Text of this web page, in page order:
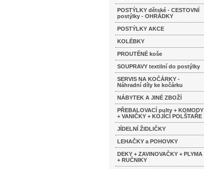
POSTÝLKY dětské - CESTOVNÍ
postýlky - OHRÁDKY
POSTÝLKY AKCE
KOLÉBKY
PROUTĚNÉ koše
SOUPRAVY textilní do postýlky
SERVIS NA KOČÁRKY -
Náhradní díly ke kočárku
NÁBYTEK A JINÉ ZBOŽÍ
PŘEBALOVACÍ pulty + KOMODY
+ VANIČKY + KOJÍCÍ POLŠTAŘE
JÍDELNÍ ŽIDLIČKY
LEHAČKY a POHOVKY
DEKY + ZAVINOVAČKY + PLYMA
+ RUČNIKY